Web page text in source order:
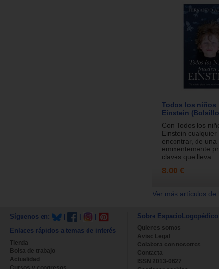
Todos los niños
Einstein
Con Todos los
Einstein
encontrar, de una
eminentemente
claves que lleva...
8.00 €
Ver más artículos
Síguenos en:
Enlaces rápidos a temas de interés
Tienda
Bolsa de trabajo
Actualidad
Sobre EspacioLogopédico
Quienes somos
Aviso Legal
Colabora con nosotros
Contacta
ISSN 2013-0627